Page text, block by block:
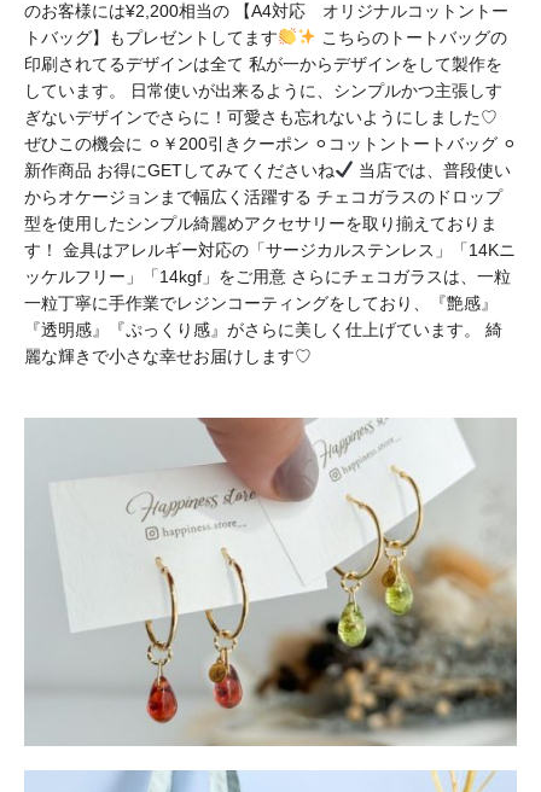
のお客様には¥2,200相当の 【A4対応 オリジナルコットントー
トバッグ】もプレゼントしてます
こちらのトートバッグの
印刷されてるデザインは全て 私が一からデザインをして製作を
しています。 日常使いが出来るように、シンプルかつ主張しす
ぎないデザインでさらに！可愛さも忘れないようにしました♡
ぜひこの機会に ⚪︎￥200引きクーポン ⚪︎コットントートバッグ ⚪︎
新作商品 お得にGETしてみてくださいね
当店では、普段使い
からオケージョンまで幅広く活躍する チェコガラスのドロップ
型を使用したシンプル綺麗めアクセサリーを取り揃えておりま
す！ 金具はアレルギー対応の「サージカルステンレス」「14Kニ
ッケルフリー」「14kgf」をご用意 さらにチェコガラスは、一粒
一粒丁寧に手作業でレジンコーティングをしており、『艶感』
『透明感』『ぷっくり感』がさらに美しく仕上げています。 綺
麗な輝きで小さな幸せお届けします♡